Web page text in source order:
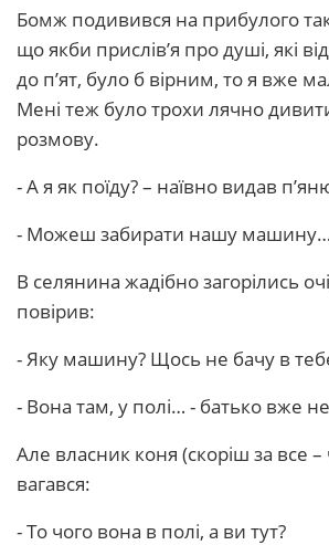
Бомж подивився на прибулого
що якби прислів’я про душі, які
до п’ят, було б вірним, то я вже
Мені теж було трохи лячно
розмову.
- А я як поїду? – наївно видав
- Можеш забирати нашу машину…
В селянина жадібно загорілись
повірив:
- Яку машину? Щось не бачу в
- Вона там, у полі… - батько вже
Але власник коня (скоріш за все
вагався:
- То чого вона в полі, а ви тут?